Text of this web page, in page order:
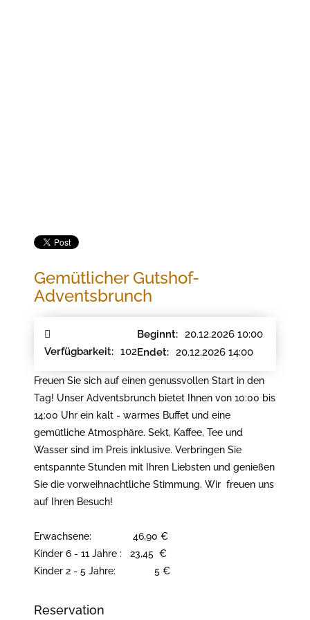
Gemütlicher Gutshof-
Adventsbrunch
Verfügbarkeit: 102
Beginnt: 20.12.2026 10:00
Endet: 20.12.2026 14:00
Freuen Sie sich auf einen genussvollen Start in den
Tag! Unser Adventsbrunch bietet Ihnen von 10:00 bis
14:00 Uhr ein kalt - warmes Buffet und eine
gemütliche Atmosphäre. Sekt, Kaffee, Tee und
Wasser sind im Preis inklusive. Verbringen Sie
entspannte Stunden mit Ihren Liebsten und genießen
Sie die vorweihnachtliche Stimmung. Wir freuen uns
auf Ihren Besuch!
Erwachsene: 46,90 €
Kinder 6 - 11 Jahre : 23,45 €
Kinder 2 - 5 Jahre: 5 €
Reservation